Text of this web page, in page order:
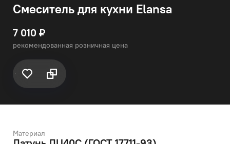
Смеситель для кухни Elansa
7 010 ₽
рекомендованная розничная цена
Материал